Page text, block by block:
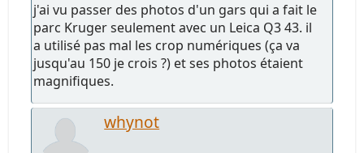
j'ai vu passer des photos d'un gars qui a fait le
parc Kruger seulement avec un Leica Q3 43. il
a utilisé pas mal les crop numériques (ça va
jusqu'au 150 je crois ?) et ses photos étaient
magnifiques.
whynot